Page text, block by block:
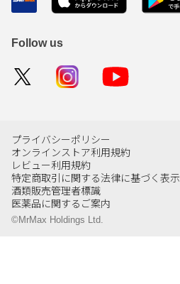
Follow us
プライバシーポリシー
オンラインストア利用規約
レビュー利用規約
特定商取引に関する法律に基づく表示
酒類販売管理者標識
医薬品に関するご案内
©MrMax Holdings Ltd.